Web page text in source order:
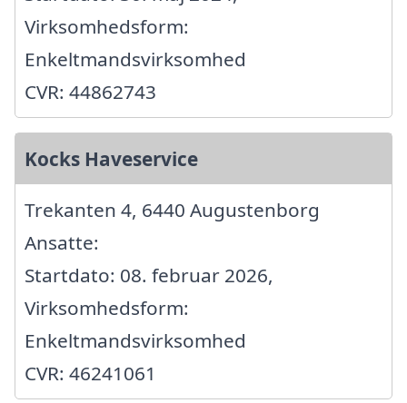
Virksomhedsform:
Enkeltmandsvirksomhed
CVR: 44862743
Kocks Haveservice
Trekanten 4, 6440 Augustenborg
Ansatte:
Startdato: 08. februar 2026,
Virksomhedsform:
Enkeltmandsvirksomhed
CVR: 46241061